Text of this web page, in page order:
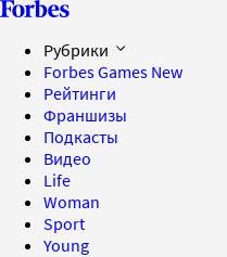
Рубрики
Forbes Games New
Рейтинги
Франшизы
Подкасты
Видео
Life
Woman
Sport
Young